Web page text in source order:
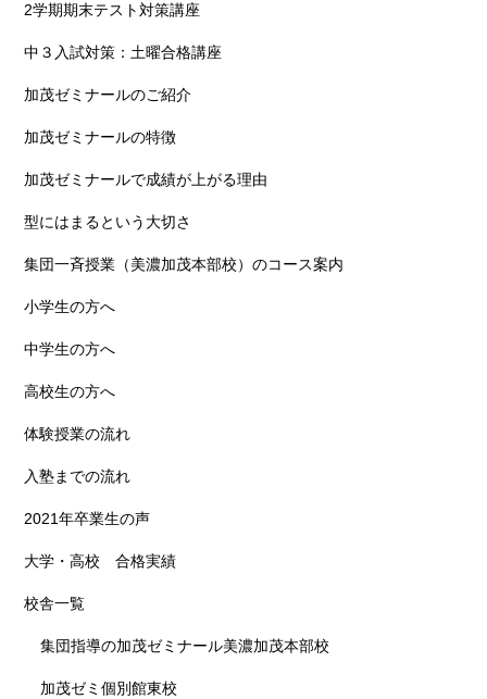
2学期期末テスト対策講座
中３入試対策：土曜合格講座
加茂ゼミナールのご紹介
加茂ゼミナールの特徴
加茂ゼミナールで成績が上がる理由
型にはまるという大切さ
集団一斉授業（美濃加茂本部校）のコース案内
小学生の方へ
中学生の方へ
高校生の方へ
体験授業の流れ
入塾までの流れ
2021年卒業生の声
大学・高校 合格実績
校舎一覧
集団指導の加茂ゼミナール美濃加茂本部校
加茂ゼミ個別館東校